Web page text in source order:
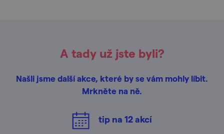
A tady už jste byli?
Našli jsme další akce, které by se vám mohly líbit.
Mrkněte na ně.
tip na 12akcí